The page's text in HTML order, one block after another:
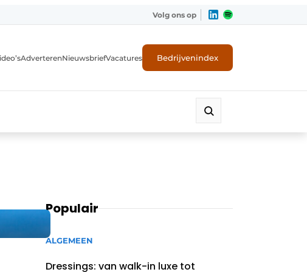
Volg ons op
AdverterenNieuwsbriefVacatures Bedrijvenindex
Populair
ALGEMEEN
Dressings: van walk-in luxe tot